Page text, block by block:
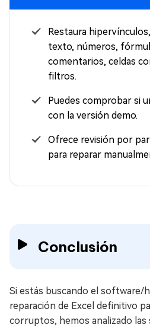
Restaura
texto, números,
comentarios, celdas
filtros.
Puedes comprobar si
con la versión demo.
Ofrece revisión por
para reparar
Conclusión
Si estás buscando el software/
reparación de Excel definitivo
corruptos, hemos analizado las